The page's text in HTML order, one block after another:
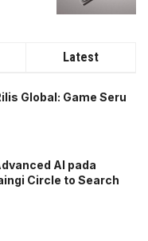
Latest
Global: Game Seru
AI pada
Circle to Search